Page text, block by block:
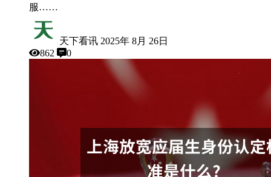
服……
天下看讯 2025年 8月 26日
862
0